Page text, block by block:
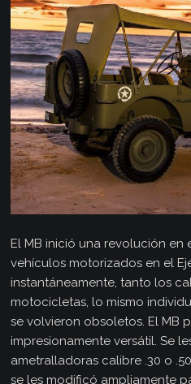
El MB inició una revolución en
vehículos motorizados en el
instantáneamente, tanto los
motocicletas, lo mismo
se volvieron obsoletos. El MB
impresionamente versátil. Se
ametralladoras calibre .30 o
se les modificó ampliamente